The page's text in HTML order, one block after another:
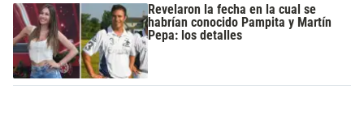
Revelaron la fecha en la cual se
habrían conocido Pampita y Martín
Pepa: los detalles